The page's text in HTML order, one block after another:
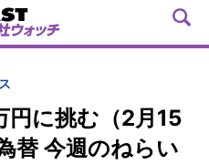
円に挑む（2月15
替 今週のねらい